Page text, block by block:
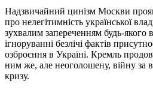
Надзвичайний цинізм Москви
про нелегітимність української
зухвалим запереченням будь-якого
ігноруванні безлічі фактів
озброєння в Україні. Кремль
ним же, але неоголошену, війну за
кризу.